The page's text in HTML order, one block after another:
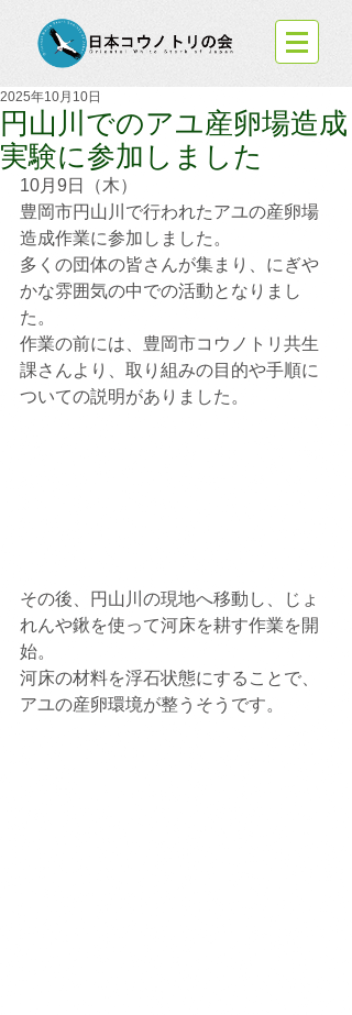
円山川でのアユ産卵場造成
実験に参加しました
2025年10月10日
10月9日（木）
豊岡市円山川で行われたアユの産卵場
造成作業に参加しました。
多くの団体の皆さんが集まり、にぎや
かな雰囲気の中での活動となりまし
た。
作業の前には、豊岡市コウノトリ共生
課さんより、取り組みの目的や手順に
ついての説明がありました。
その後、円山川の現地へ移動し、じょ
れんや鍬を使って河床を耕す作業を開
始。
河床の材料を浮石状態にすることで、
アユの産卵環境が整うそうです。